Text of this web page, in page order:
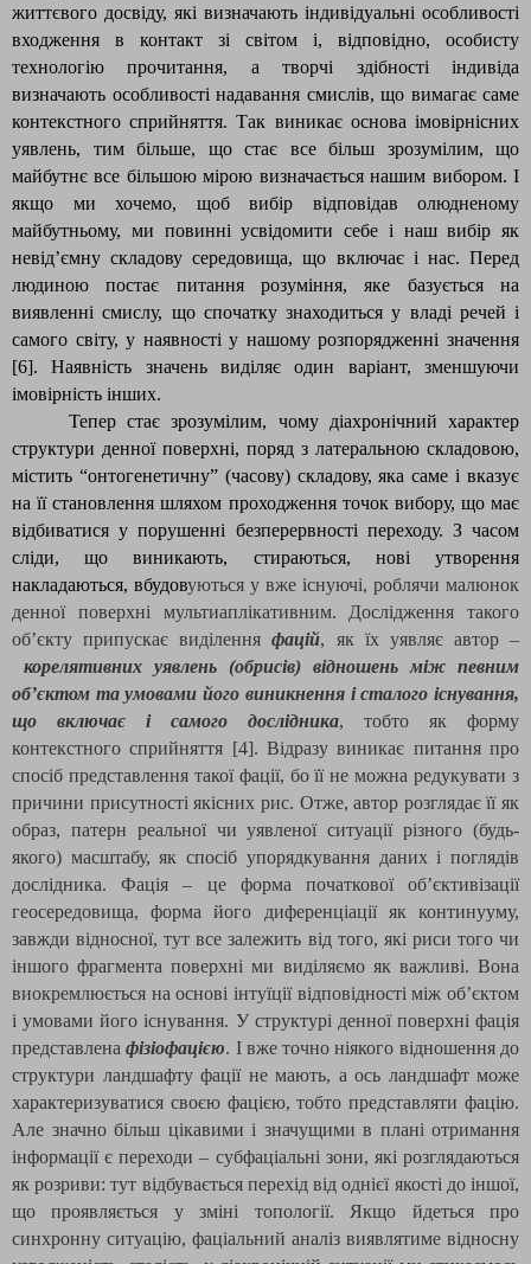
життєвого досвіду, які визначають індивідуальні особливості
входження в контакт зі світом і, відповідно, особисту
технологію прочитання, а творчі здібності індивіда
визначають особливості надавання смислів, що вимагає саме
контекстного сприйняття. Так виникає основа імовірнісних
уявлень, тим більше, що стає все більш зрозумілим, що
майбутнє все більшою мірою визначається нашим вибором. І
якщо ми хочемо, щоб вибір відповідав олюдненому
майбутньому, ми повинні усвідомити себе і наш вибір як
невід’ємну складову середовища, що включає і нас. Перед
людиною постає питання розуміння, яке базується на
виявленні смислу, що спочатку знаходиться у владі речей і
самого світу, у наявності у нашому розпорядженні значення
[6]. Наявність значень виділяє один варіант, зменшуючи
імовірність інших.
Тепер стає зрозумілим, чому діахронічний характер
структури денної поверхні, поряд з латеральною складовою,
містить “онтогенетичну” (часову) складову, яка саме і вказує
на її становлення шляхом проходження точок вибору, що має
відбиватися у порушенні безперервності переходу. З часом
сліди, що виникають, стираються, нові утворення
накладаються, вбудовуються у вже існуючі, роблячи малюнок
денної поверхні мультиаплікативним. Дослідження такого
об’єкту припускає виділенняфацій, як їх уявляє автор –
корелятивних уявлень (обрисів) відношень між певним
об’єктом та умовами його виникнення і сталого існування,
що включає і самого дослідника, тобто як форму
контекстного сприйняття [4]. Відразу виникає питання про
спосіб представлення такої фації, бо її не можна редукувати з
причини присутності якісних рис. Отже, автор розглядає її як
образ, патерн реальної чи уявленої ситуації різного (будь-
якого) масштабу, як спосіб упорядкування даних і поглядів
дослідника. Фація – це форма початкової об’єктивізації
геосередовища, форма його диференціації як континууму,
завжди відносної, тут все залежить від того, які риси того чи
іншого фрагмента поверхні ми виділяємо як важливі. Вона
виокремлюється на основі інтуїції відповідності між об’єктом
і умовами його існування. У структурі денної поверхні фація
представленафізіофацією. І вже точно ніякого відношення до
структури ландшафту фації не мають, а ось ландшафт може
характеризуватися своєю фацією, тобто представляти фацію.
Але значно більш цікавими і значущими в плані отримання
інформації є переходи – субфаціальні зони, які розглядаються
як розриви: тут відбувається перехід від однієї якості до іншої,
що проявляється у зміні топології. Якщо йдеться про
синхронну ситуацію, фаціальний аналіз виявлятиме відносну